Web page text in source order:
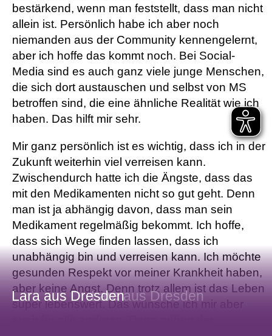
Lara aus Dresden
bestärkend, wenn man feststellt, dass man nicht
allein ist. Persönlich habe ich aber noch
niemanden aus der Community kennengelernt,
aber ich hoffe das kommt noch. Bei Social-
Media sind es auch ganz viele junge Menschen,
die sich dort austauschen und selbst von MS
betroffen sind, die eine ähnliche Realität wie ich
haben. Das hilft mir sehr.
Mir ganz persönlich ist es wichtig, dass ich in der
Zukunft weiterhin viel verreisen kann.
Zwischendurch hatte ich die Ängste, dass das
mit den Medikamenten nicht so gut geht. Denn
man ist ja abhängig davon, dass man sein
Medikament regelmäßig bekommt. Ich hoffe,
dass sich Wege finden lassen, dass ich
unabhängig bin und verreisen kann. Ich möchte
gesunden Respekt vor meiner Krankheit haben,
aber keine Angst. Denn trotz allem ist das Leben
super lebenswert. Das wünsche ich mir aber
Lara aus Dresden